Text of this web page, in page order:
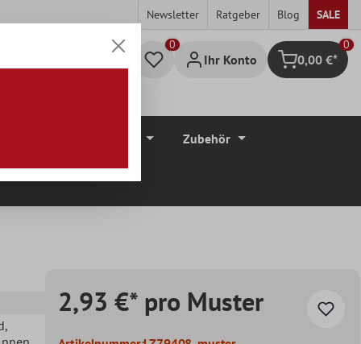
Newsletter Ratgeber Blog SALE
Ihr Konto Warenkorb
0
0,00 €*
Zubehör
,
2,93 €* pro Muster